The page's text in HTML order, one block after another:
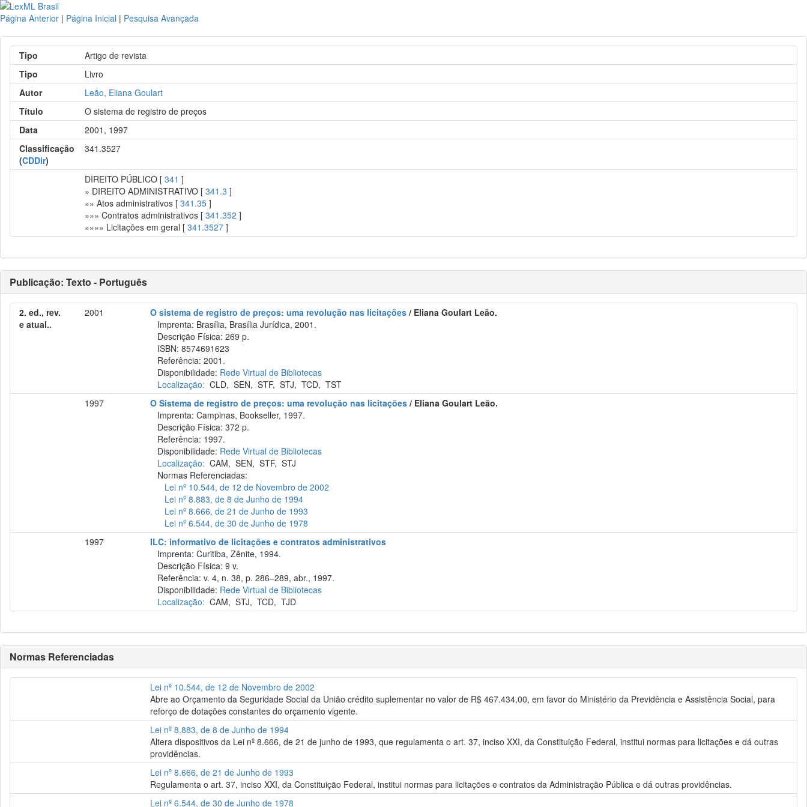
Página Anterior | Página Inicial | Pesquisa Avançada
Tipo
Artigo de revista
Tipo
Livro
Autor
Leão, Eliana Goulart
Título
O sistema de registro de preços
Data
2001, 1997
Classificação
(CDDir)
341.3527
DIREITO PÚBLICO [341 ]
» DIREITO ADMINISTRATIVO [341.3 ]
»» Atos administrativos [341.35 ]
»»» Contratos administrativos [341.352 ]
»»»» Licitações em geral [341.3527 ]
Publicação: Texto - Português
2. ed., rev.
e atual..
2001 O sistema de registro de preços: uma revolução nas licitações / Eliana Goulart Leão.
Imprenta: Brasília, Brasília Jurídica, 2001.
Descrição Física: 269 p.
ISBN: 8574691623
Referência: 2001.
Disponibilidade: Rede Virtual de Bibliotecas
Localização: CLD,SEN,STF,STJ,TCD,TST
1997
O Sistema de registro de preços: uma revolução nas licitações / Eliana Goulart Leão.
Imprenta: Campinas, Bookseller, 1997.
Descrição Física: 372 p.
Referência: 1997.
Disponibilidade: Rede Virtual de Bibliotecas
Localização: CAM,SEN,STF,STJ
Normas Referenciadas:
Lei nº 10.544, de 12 de Novembro de 2002
Lei nº 8.883, de 8 de Junho de 1994
Lei nº 8.666, de 21 de Junho de 1993
Lei nº 6.544, de 30 de Junho de 1978
1997
ILC: informativo de licitações e contratos administrativos
Imprenta: Curitiba, Zênite, 1994.
Descrição Física: 9 v.
Referência: v. 4, n. 38, p. 286–289, abr., 1997.
Disponibilidade: Rede Virtual de Bibliotecas
Localização: CAM,STJ,TCD,TJD
Normas Referenciadas
Lei nº 10.544, de 12 de Novembro de 2002
Abre ao Orçamento da Seguridade Social da União crédito suplementar no valor de R$ 467.434,00, em favor do Ministério da Previdência e Assistência Social, para
reforço de dotações constantes do orçamento vigente.
Lei nº 8.883, de 8 de Junho de 1994
Altera dispositivos da Lei nº 8.666, de 21 de junho de 1993, que regulamenta o art. 37, inciso XXI, da Constituição Federal, institui normas para licitações e dá outras
providências.
Lei nº 8.666, de 21 de Junho de 1993
Regulamenta o art. 37, inciso XXI, da Constituição Federal, institui normas para licitações e contratos da Administração Pública e dá outras providências.
Lei nº 6.544, de 30 de Junho de 1978